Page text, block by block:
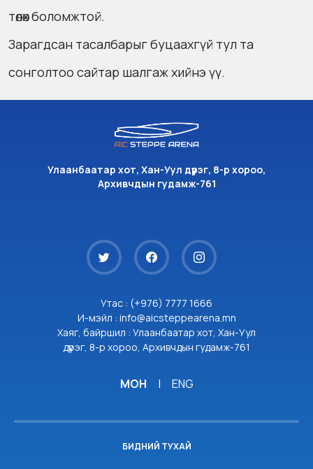
төлөх боломжтой.
Зарагдсан тасалбарыг буцаахгүй тул та
сонголтоо сайтар шалгаж хийнэ үү.
Улаанбаатар хот, Хан-Уул дүүрэг, 8-р хороо,
Архивчдын гудамж-761
Утас : (+976) 7777 1666
И-мэйл : info@aicsteppearena.mn
Хаяг, байршил : Улаанбаатар хот, Хан-Уул
дүүрэг, 8-р хороо, Архивчдын гудамж-761
МОН | ENG
БИДНИЙ ТУХАЙ